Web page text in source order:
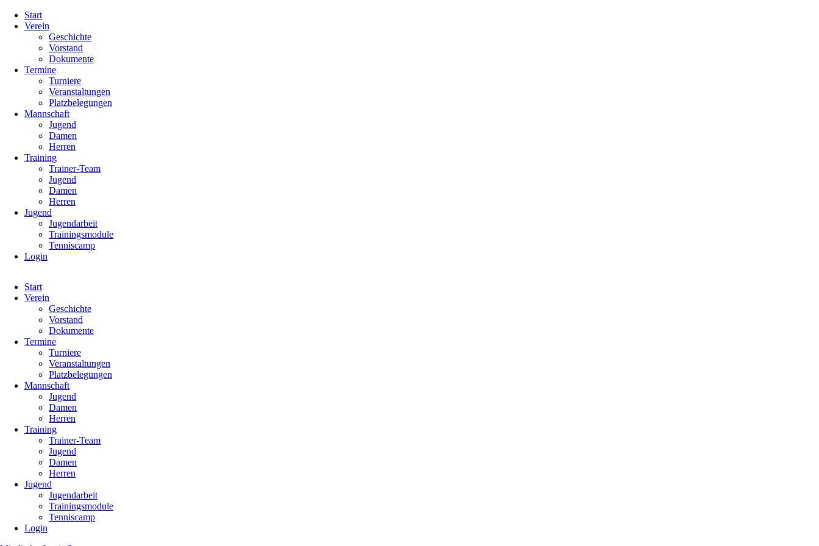
überspringen
Start
Verein
Geschichte
Vorstand
Dokumente
Termine
Turniere
Veranstaltungen
Platzbelegungen
Mannschaft
Jugend
Damen
Herren
Training
Trainer-Team
Jugend
Damen
Herren
Jugend
Jugendarbeit
Trainingsmodule
Tenniscamp
Login
überspringen
Start
Verein
Geschichte
Vorstand
Dokumente
Termine
Turniere
Veranstaltungen
Platzbelegungen
Mannschaft
Jugend
Damen
Herren
Training
Trainer-Team
Jugend
Damen
Herren
Jugend
Jugendarbeit
Trainingsmodule
Tenniscamp
Login